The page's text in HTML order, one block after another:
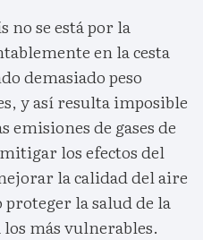
no se está por la
en la cesta
demasiado peso
y así resulta imposible
de gases de
los efectos del
la calidad del aire
proteger la salud de la
más vulnerables.